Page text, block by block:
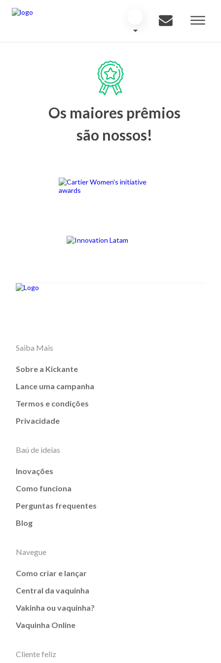
Os maiores prêmios
são nossos!
Saiba Mais
Sobre a Kickante
Lance uma campanha
Termos e condições
Privacidade
Baú de ideias
Inovações
Como funciona
Perguntas frequentes
Blog
Navegue
Como criar e lançar
Central da vaquinha
Vakinha ou vaquinha?
Vaquinha Online
Cliente feliz